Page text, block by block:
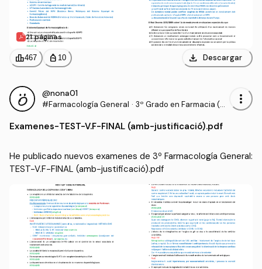
21 páginas
leaderboard467 personal_bag 10 download Descargar
@nona01
#Farmacología General · 3º Grado en Farmacia (U
more_vert
Examenes-TEST-V.F-FINAL (amb-justificació).pdf
He publicado nuevos examenes de 3º Farmacología General:
TEST-V.F-FINAL (amb-justificació).pdf